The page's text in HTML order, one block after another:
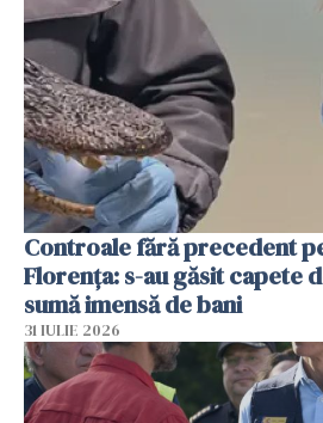
Controale fără precedent
Florența: s-au găsit capete
sumă imensă de bani
31 IULIE 2026